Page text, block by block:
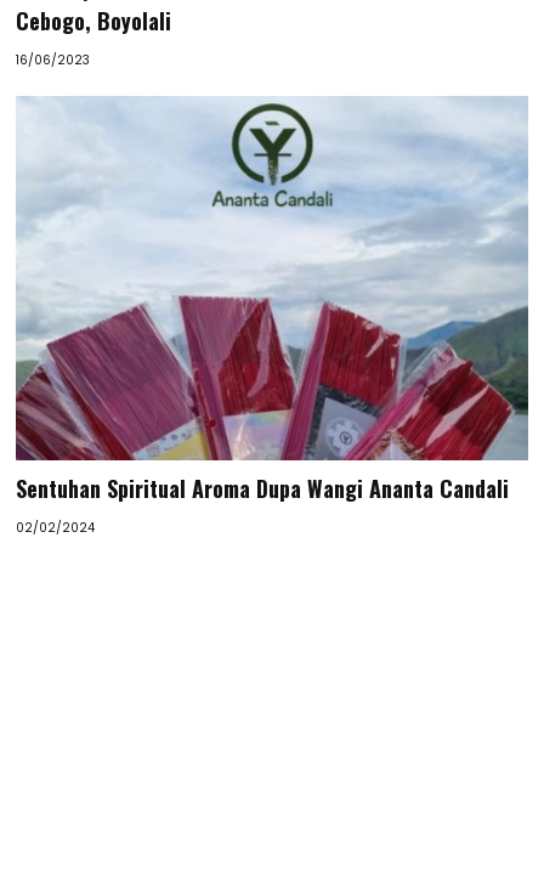
Cebogo, Boyolali
16/06/2023
Sentuhan Spiritual Aroma Dupa Wangi Ananta Candali
02/02/2024